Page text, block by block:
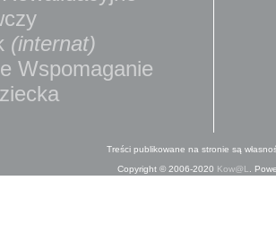
(internat)
Wspomaganie
Treści publikowane na stronie są
Copyright © 2006-2020 Kow@L .